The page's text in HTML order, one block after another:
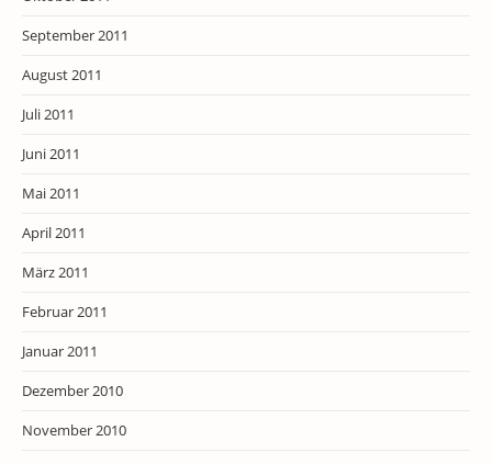
September 2011
August 2011
Juli 2011
Juni 2011
Mai 2011
April 2011
März 2011
Februar 2011
Januar 2011
Dezember 2010
November 2010